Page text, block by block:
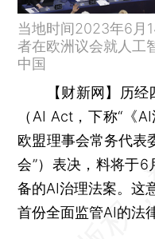
当地时间2023年6月
者在欧洲议会就人工
中国
【财新网】
历经
（AI Act，下称“《
欧盟理事会常务代表
会”）表决，料将于
备的AI治理法案。这
首份全面监管AI的法